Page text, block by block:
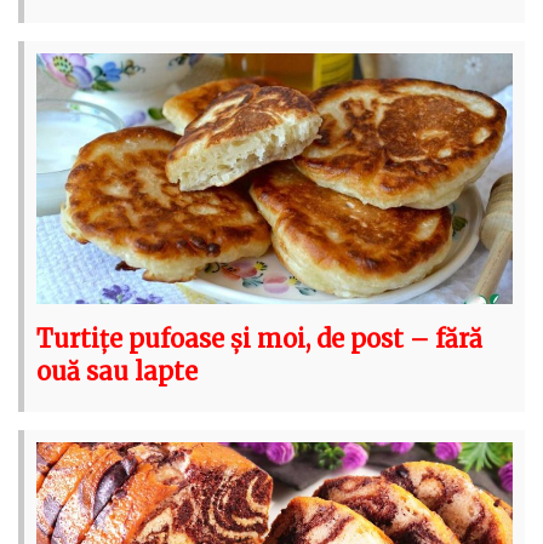
Turtițe pufoase și moi, de post – fără
ouă sau lapte